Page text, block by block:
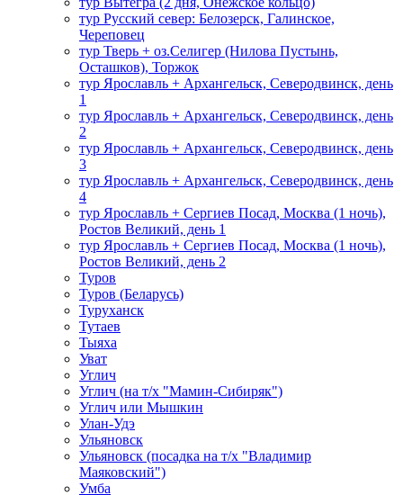
тур Русский север: Белозерск, Галинское,
Череповец
тур Тверь + оз.Селигер (Нилова Пустынь,
Осташков), Торжок
тур Ярославль + Архангельск, Северодвинск, день
1
тур Ярославль + Архангельск, Северодвинск, день
2
тур Ярославль + Архангельск, Северодвинск, день
3
тур Ярославль + Архангельск, Северодвинск, день
4
тур Ярославль + Сергиев Посад, Москва (1 ночь),
Ростов Великий, день 1
тур Ярославль + Сергиев Посад, Москва (1 ночь),
Ростов Великий, день 2
Туров
Туров (Беларусь)
Туруханск
Тутаев
Тыяха
Уват
Углич
Углич (на т/х "Мамин-Сибиряк")
Углич или Мышкин
Улан-Удэ
Ульяновск
Ульяновск (посадка на т/х "Владимир
Маяковский")
Умба